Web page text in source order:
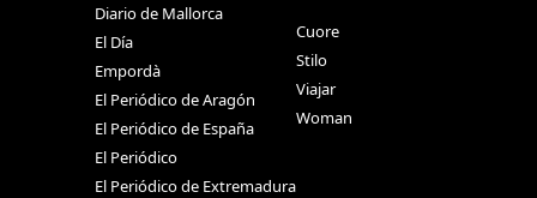
Diario de Mallorca
El Día
Empordà
El Periódico de Aragón
El Periódico de España
El Periódico
El Periódico de Extremadura
Cuore
Stilo
Viajar
Woman